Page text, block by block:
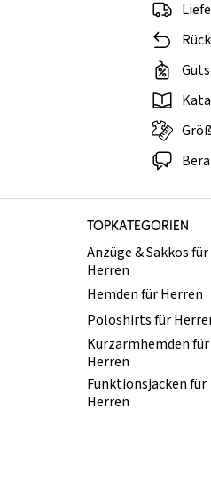
TOPKATEGORIEN
Anzüge & Sakkos für
Herren
Hemden für Herren
Poloshirts für
Kurzarmhemden für
Herren
Funktionsjacken für
Herren